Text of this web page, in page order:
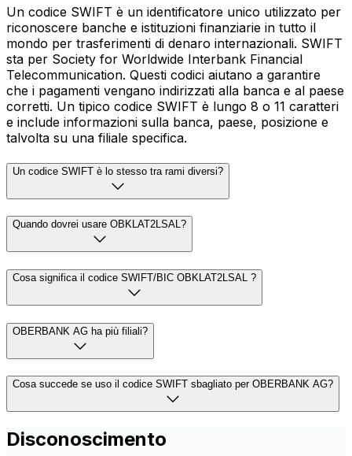
Un codice SWIFT è un identificatore unico utilizzato per
riconoscere banche e istituzioni finanziarie in tutto il
mondo per trasferimenti di denaro internazionali. SWIFT
sta per Society for Worldwide Interbank Financial
Telecommunication. Questi codici aiutano a garantire
che i pagamenti vengano indirizzati alla banca e al paese
corretti. Un tipico codice SWIFT è lungo 8 o 11 caratteri
e include informazioni sulla banca, paese, posizione e
talvolta su una filiale specifica.
Un codice SWIFT è lo stesso tra rami diversi?
Quando dovrei usare OBKLAT2LSAL?
Cosa significa il codice SWIFT/BIC OBKLAT2LSAL ?
OBERBANK AG ha più filiali?
Cosa succede se uso il codice SWIFT sbagliato per OBERBANK AG?
Disconoscimento